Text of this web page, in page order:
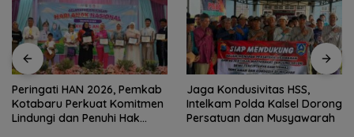
Peringati HAN 2026, Pemkab
Kotabaru Perkuat Komitmen
Lindungi dan Penuhi Hak
Jaga Kondusivitas HSS,
Intelkam Polda Kalsel Dorong
Persatuan dan Musyawarah